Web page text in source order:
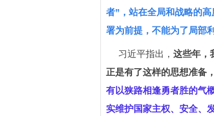
者”，站在全局和战略的
署为前提，不能为了局部
习近平指出， 这些年，
正是有了这样的思想准备
有以狭路相逢勇者胜的气
实维护国家主权、安全、